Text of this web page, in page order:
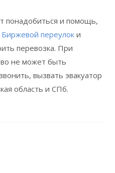
понадобиться и помощь,
Биржевой переулоки
перевозка. При
не может быть
вызвать эвакуатор
область и СПб.